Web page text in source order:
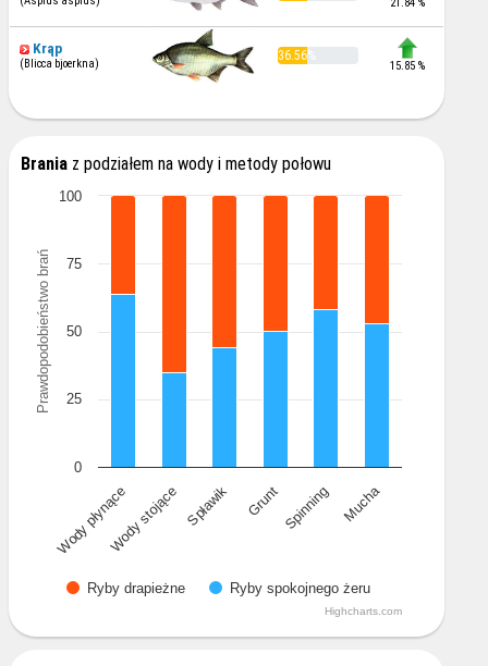
Krąp
(Blicca bjoerkna)
36.56%
15.85 %
Brania z podziałem na wody i metody połowu
Prawdopodobieństwo brań
Ryby drapieżne Ryby spokojnego żeru
Wody płynąceWody stojące Spławik GruntSpinning Mucha
0
25
50
75
100
Highcharts.com